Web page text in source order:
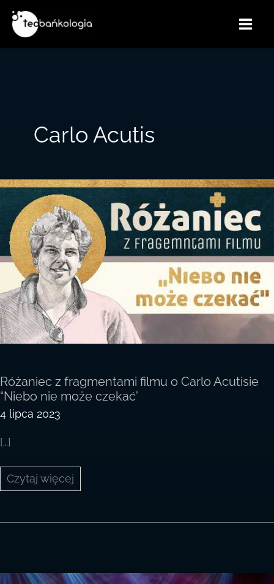
do
treści
Carlo Acutis
Różaniec z fragmentami filmu o Carlo Acutisie
“Niebo nie może czekać’
4 lipca 2023
[…]
Różaniec
z fragmentami
Acutisie
Czytaj więcej